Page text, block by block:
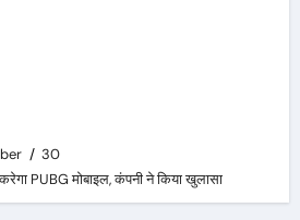
30
PUBG मोबाइल, कंपनी ने किया खुलासा